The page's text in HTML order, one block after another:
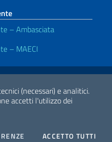
(necessari) e analitici.
accetti l'utilizzo dei
COOKIESACCETTO TUTTI
– Ambasciata
– MAECI